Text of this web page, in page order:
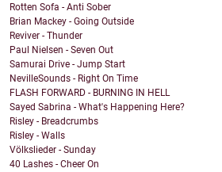
Rotten Sofa - Anti Sober
Brian Mackey - Going Outside
Reviver - Thunder
Paul Nielsen - Seven Out
Samurai Drive - Jump Start
NevilleSounds - Right On Time
FLASH FORWARD - BURNING IN HELL
Sayed Sabrina - What's Happening Here?
Risley - Breadcrumbs
Risley - Walls
Völkslieder - Sunday
40 Lashes - Cheer On